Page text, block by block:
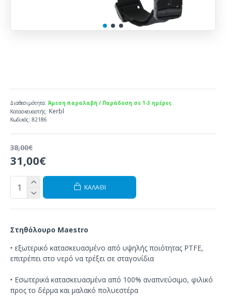
31,00€
38,00€
Διαθεσιμότητα: Άμεση παραλαβή / Παράδοση σε 1-3 ημέρες
Κατασκευαστής: Kerbl
Κωδικός: 82186
ΚΑΛΆΘΙ
Στηθόλουρο Maestro
• εξωτερικό κατασκευασμένο από υψηλής ποιότητας PTFE,
επιτρέπει στο νερό να τρέξει σε σταγονίδια
• Εσωτερικά κατασκευασμένα από 100% αναπνεύσιμο, φιλικό
προς το δέρμα και μαλακό πολυεστέρα